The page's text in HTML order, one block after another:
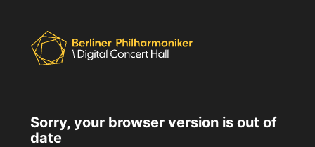
Sorry, your browser version is out of
date